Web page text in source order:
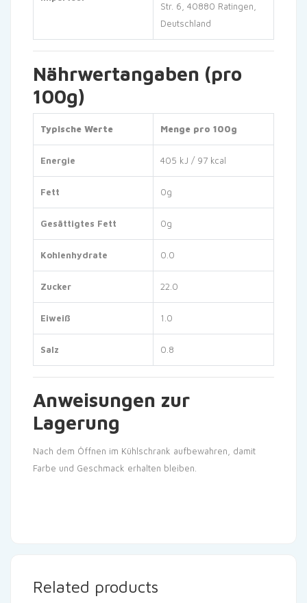
Str. 6, 40880 Ratingen,
Deutschland
Nährwertangaben (pro
100g)
Typische Werte Menge pro 100g
Energie 405 kJ / 97 kcal
Fett 0g
Gesättigtes Fett 0g
Kohlenhydrate 0.0
Zucker 22.0
Eiweiß 1.0
Salz 0.8
Anweisungen zur
Lagerung
Nach dem Öffnen im Kühlschrank aufbewahren, damit
Farbe und Geschmack erhalten bleiben.
Related products